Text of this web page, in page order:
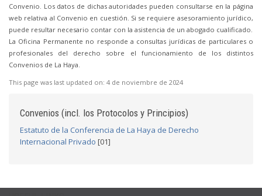
Convenio. Los datos de dichas autoridades pueden consultarse en la página
web relativa al Convenio en cuestión. Si se requiere asesoramiento jurídico,
puede resultar necesario contar con la asistencia de un abogado cualificado.
La Oficina Permanente no responde a consultas jurídicas de particulares o
profesionales del derecho sobre el funcionamiento de los distintos
Convenios de La Haya.
This page was last updated on: 4 de noviembre de 2024
Convenios (incl. los Protocolos y Principios)
Estatuto de la Conferencia de La Haya de Derecho
Internacional Privado [01]